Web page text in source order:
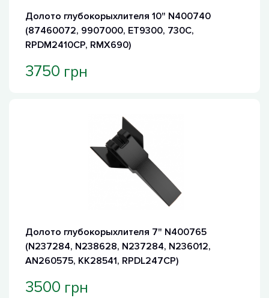
Долото глубокорыхлителя 10" N400740
(87460072, 9907000, ET9300, 730C,
RPDM2410CP, RMX690)
3750 грн
Долото глубокорыхлителя 7" N400765
(N237284, N238628, N237284, N236012,
AN260575, KK28541, RPDL247CP)
3500 грн